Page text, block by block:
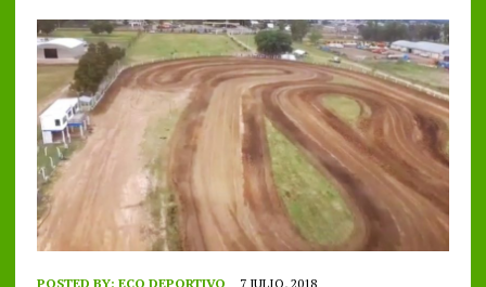
POSTED BY: ECO DEPORTIVO 7 JULIO, 2018